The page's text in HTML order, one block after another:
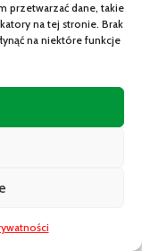
przetwarzać dane, takie
na tej stronie. Brak
na niektóre funkcje
OWOCE
–